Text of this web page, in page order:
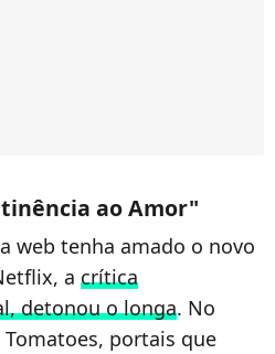
ao Amor"
web tenha amado o novo
a crítica
detonou o longa. No
portais que